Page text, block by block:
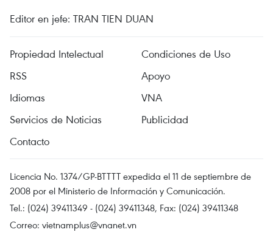
Editor en jefe: TRAN TIEN DUAN
Propiedad Intelectual
Condiciones de Uso
RSS
Apoyo
Idiomas
VNA
Servicios de Noticias
Publicidad
Contacto
Licencia No. 1374/GP-BTTTT expedida el 11 de septiembre de
2008 por el Ministerio de Información y Comunicación.
Tel.: (024) 39411349 - (024) 39411348, Fax: (024) 39411348
Correo: vietnamplus@vnanet.vn